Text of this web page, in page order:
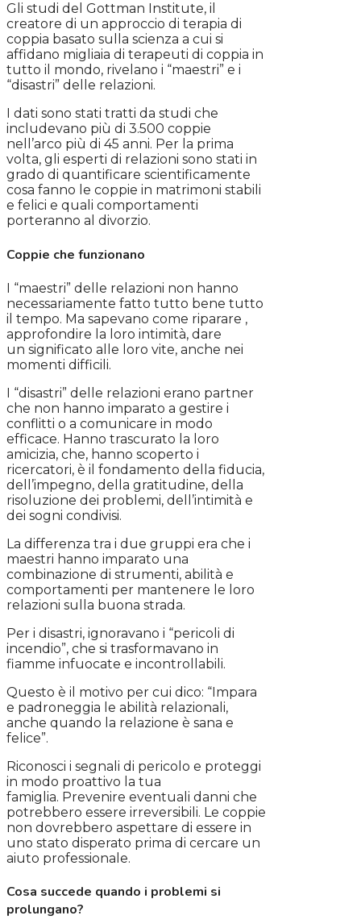
Gli studi del Gottman Institute, il
creatore di un approccio di terapia di
coppia basato sulla scienza a cui si
affidano migliaia di terapeuti di coppia in
tutto il mondo, rivelano i “maestri” e i
“disastri” delle relazioni.
I dati sono stati tratti da studi che
includevano più di 3.500 coppie
nell’arco più di 45 anni. Per la prima
volta, gli esperti di relazioni sono stati in
grado di quantificare scientificamente
cosa fanno le coppie in matrimoni stabili
e felici e quali comportamenti
porteranno al divorzio.
Coppie che funzionano
I “maestri” delle relazioni non hanno
necessariamente fatto tutto bene tutto
il tempo. Ma sapevano come riparare ,
approfondire la loro intimità, dare
un significato alle loro vite, anche nei
momenti difficili.
I “disastri” delle relazioni erano partner
che non hanno imparato a gestire i
conflitti o a comunicare in modo
efficace. Hanno trascurato la loro
amicizia, che, hanno scoperto i
ricercatori, è il fondamento della fiducia,
dell’impegno, della gratitudine, della
risoluzione dei problemi, dell’intimità e
dei sogni condivisi.
La differenza tra i due gruppi era che i
maestri hanno imparato una
combinazione di strumenti, abilità e
comportamenti per mantenere le loro
relazioni sulla buona strada.
Per i disastri, ignoravano i “pericoli di
incendio”, che si trasformavano in
fiamme infuocate e incontrollabili.
Questo è il motivo per cui dico: “Impara
e padroneggia le abilità relazionali,
anche quando la relazione è sana e
felice”.
Riconosci i segnali di pericolo e proteggi
in modo proattivo la tua
famiglia. Prevenire eventuali danni che
potrebbero essere irreversibili. Le coppie
non dovrebbero aspettare di essere in
uno stato disperato prima di cercare un
aiuto professionale.
Cosa succede quando i problemi si
prolungano?